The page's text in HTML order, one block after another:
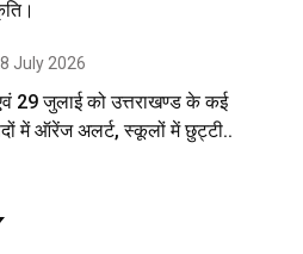
July 2026
29 जुलाई को उत्तराखण्ड के कई
में ऑरेंज अलर्ट, स्कूलों में छुट्टी..